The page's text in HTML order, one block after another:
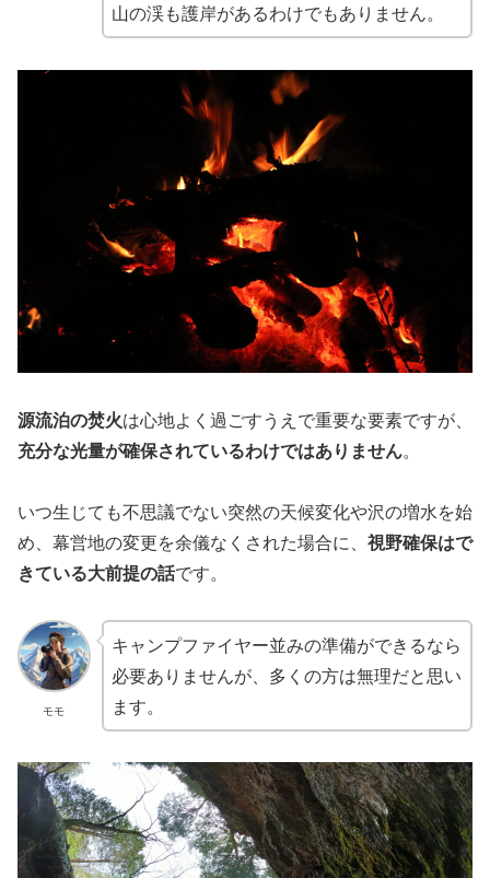
山の渓も護岸があるわけでもありません。
源流泊の焚火は心地よく過ごすうえで重要な要素ですが、
充分な光量が確保されているわけではありません。
いつ生じても不思議でない突然の天候変化や沢の増水を始
め、幕営地の変更を余儀なくされた場合に、 視野確保はで
きている大前提の話です。
モモ
キャンプファイヤー並みの準備ができるなら
必要ありませんが、多くの方は無理だと思い
ます。